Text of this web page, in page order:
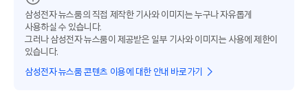
삼성전자 뉴스룸의 직접 제작한 기사와 이미지는 누구나 자유롭게
사용하실 수 있습니다.
그러나 삼성전자 뉴스룸이 제공받은 일부 기사와 이미지는 사용에 제한이
있습니다.
삼성전자 뉴스룸 콘텐츠 이용에 대한 안내 바로가기